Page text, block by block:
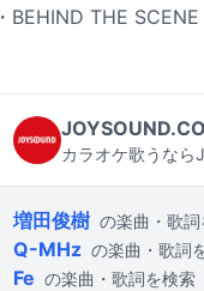
・BEHIND THE
カラオケ歌うなら
増田俊樹 の楽曲・歌
Q-MHz の楽曲・歌詞
Fe の楽曲・歌詞を検索